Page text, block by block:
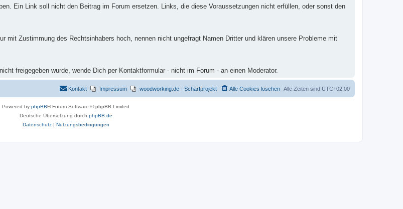
Ein Link soll nicht den Beitrag im Forum ersetzen. Links, die diese Voraussetzungen nicht erfüllen, oder sonst den
mit Zustimmung des Rechtsinhabers hoch, nennen nicht ungefragt Namen Dritter und klären unsere Probleme mit
freigegeben wurde, wende Dich per Kontaktformular - nicht im Forum - an einen Moderator.
Alle Zeiten sind UTC+02:00
Alle Cookies löschen
woodworking.de - Schärfprojekt
Impressum
Kontakt
Powered by phpBB® Forum Software © phpBB Limited
Deutsche Übersetzung durch phpBB.de
Datenschutz| Nutzungsbedingungen